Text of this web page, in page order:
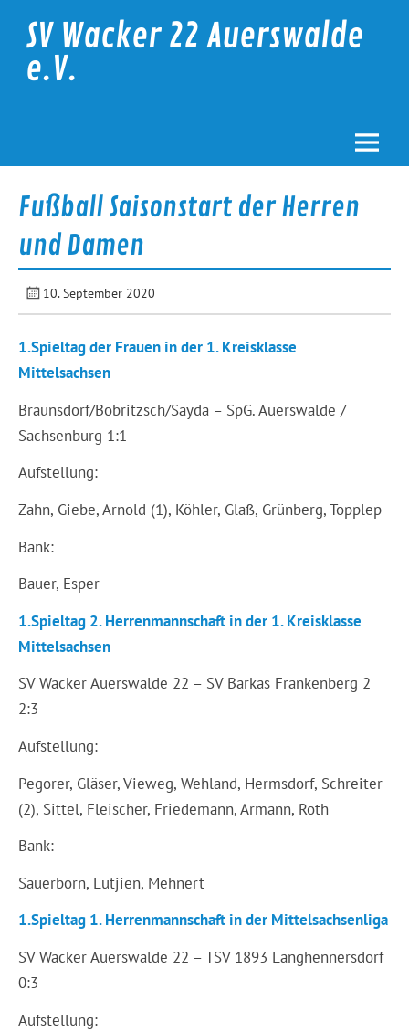
contentSV Wacker 22 Auerswalde
e.V.
Fußball Saisonstart der Herren
und Damen
10. September 2020
1.Spieltag der Frauen in der 1. Kreisklasse
Mittelsachsen
Bräunsdorf/Bobritzsch/Sayda – SpG. Auerswalde /
Sachsenburg 1:1
Aufstellung:
Zahn, Giebe, Arnold (1), Köhler, Glaß, Grünberg, Topplep
Bank:
Bauer, Esper
1.Spieltag 2. Herrenmannschaft in der 1. Kreisklasse
Mittelsachsen
SV Wacker Auerswalde 22 – SV Barkas Frankenberg 2
2:3
Aufstellung:
Pegorer, Gläser, Vieweg, Wehland, Hermsdorf, Schreiter
(2), Sittel, Fleischer, Friedemann, Armann, Roth
Bank:
Sauerborn, Lütjien, Mehnert
1.Spieltag 1. Herrenmannschaft in der Mittelsachsenliga
SV Wacker Auerswalde 22 – TSV 1893 Langhennersdorf
0:3
Aufstellung: